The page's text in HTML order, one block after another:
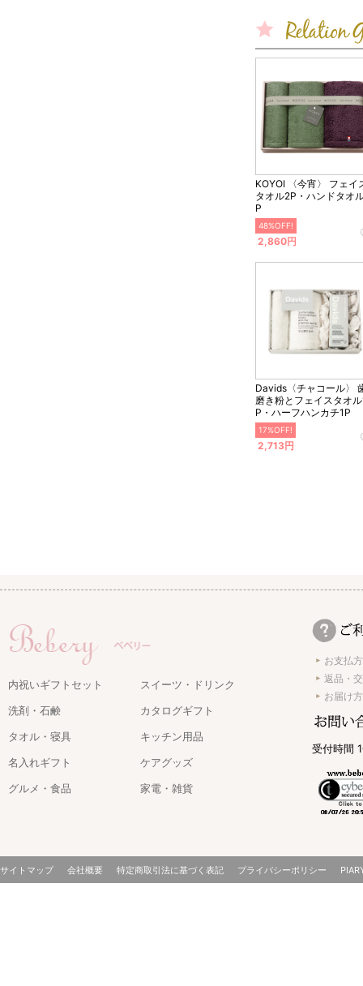
KOYOI 〈今宵〉 フェイ
タオル2P・ハンドタオ
P
48%OFF!
2,860円
Davids〈チャコール〉
磨き粉とフェイスタオ
P・ハーフハンカチ1P
17%OFF!
2,713円
内祝いギフトセット
スイーツ・ドリンク
洗剤・石鹸
カタログギフト
タオル・寝具
キッチン用品
名入れギフト
ケアグッズ
グルメ・食品
家電・雑貨
お支払
返品・
お届け
受付時間
サイトマップ 会社概要 特定商取引法に基づく表記 プライバシーポリシー